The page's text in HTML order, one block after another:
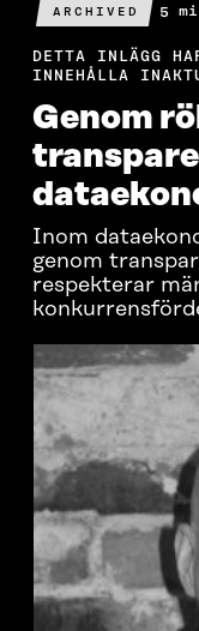
ARCHIVED 5
DETTA INLÄGG
INNEHÅLLA
Genom
Inom
genom
respekterar